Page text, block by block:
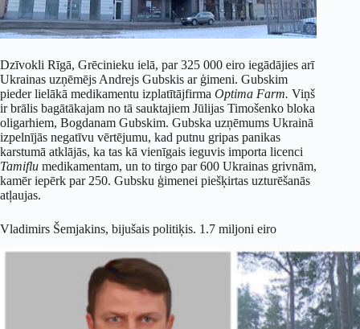
Dzīvokli Rīgā, Grēcinieku ielā, par 325 000 eiro iegādājies arī
Ukrainas uzņēmējs Andrejs Gubskis ar ģimeni. Gubskim
pieder lielākā medikamentu izplatītājfirma Optima Farm. Viņš
ir brālis bagātākajam no tā sauktajiem Jūlijas Timošenko bloka
oligarhiem, Bogdanam Gubskim. Gubska uzņēmums Ukrainā
izpelnījās negatīvu vērtējumu, kad putnu gripas panikas
karstumā atklājās, ka tas kā vienīgais ieguvis importa licenci
Tamiflu medikamentam, un to tirgo par 600 Ukrainas grivnām,
kamēr iepērk par 250. Gubsku ģimenei piešķirtas uzturēšanās
atļaujas.
Vladimirs Šemjakins, bijušais politiķis. 1.7 miljoni eiro